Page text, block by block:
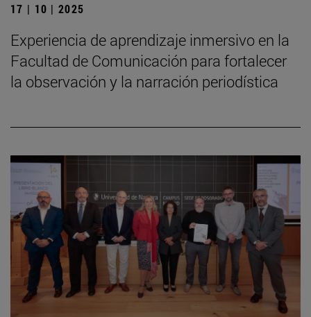
17 | 10 | 2025
Experiencia de aprendizaje inmersivo en la
Facultad de Comunicación para fortalecer
la observación y la narración periodística